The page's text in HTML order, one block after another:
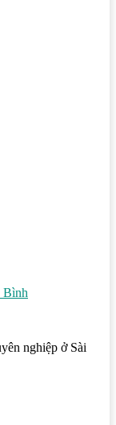
Bình
nghiệp ở Sài